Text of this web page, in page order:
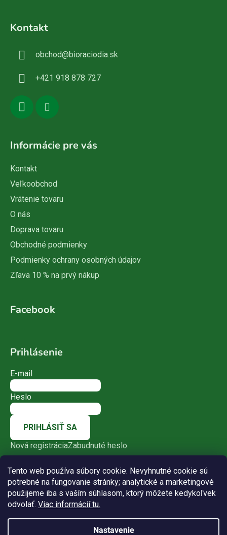
Tento web používa súbory cookie. Nevyhnutné cookie sú
potrebné na fungovanie stránky; analytické a marketingové
použijeme iba s vaším súhlasom, ktorý môžete kedykoľvek
odvolať. Viac informácií tu.
Nastavenie
Kontakt
obchod@bioraciodia.sk
+421 918 878 727
Informácie pre vás
Kontakt
Veľkoobchod
Vrátenie tovaru
O nás
Doprava tovaru
Obchodné podmienky
Podmienky ochrany osobných údajov
Zľava 10 % na prvý nákup
Facebook
Prihlásenie
E-mail
Heslo
PRIHLÁSIŤ SA
Nová registráciaZabudnuté heslo